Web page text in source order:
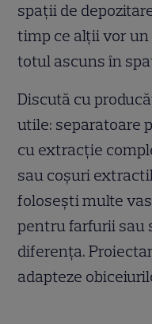
spații de
timp ce alții vor
totul ascuns în
Discută cu
utile: separatoare
cu extracție
sau coșuri
folosești multe
pentru farfurii sau
diferența.
adapteze